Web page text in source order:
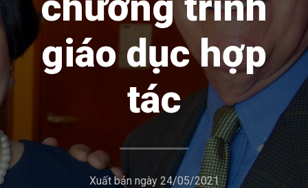
giáo dục hợp
tác
Xuất bản ngày 24/05/2021